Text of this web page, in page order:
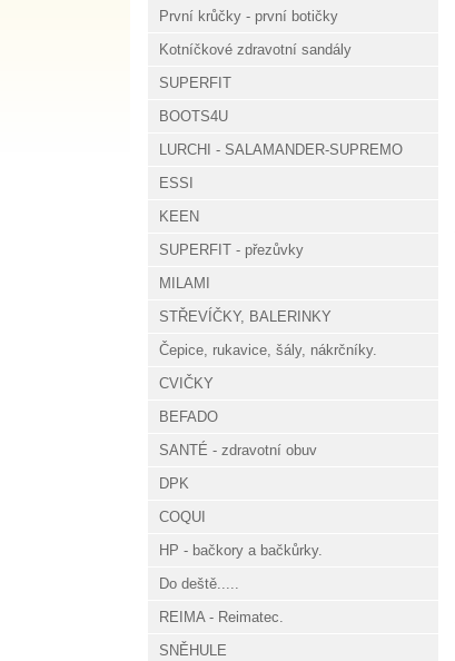
První krůčky - první botičky
Kotníčkové zdravotní sandály
SUPERFIT
BOOTS4U
LURCHI - SALAMANDER-SUPREMO
ESSI
KEEN
SUPERFIT - přezůvky
MILAMI
STŘEVÍČKY, BALERINKY
Čepice, rukavice, šály, nákrčníky.
CVIČKY
BEFADO
SANTÉ - zdravotní obuv
DPK
COQUI
HP - bačkory a bačkůrky.
Do deště.....
REIMA - Reimatec.
SNĚHULE